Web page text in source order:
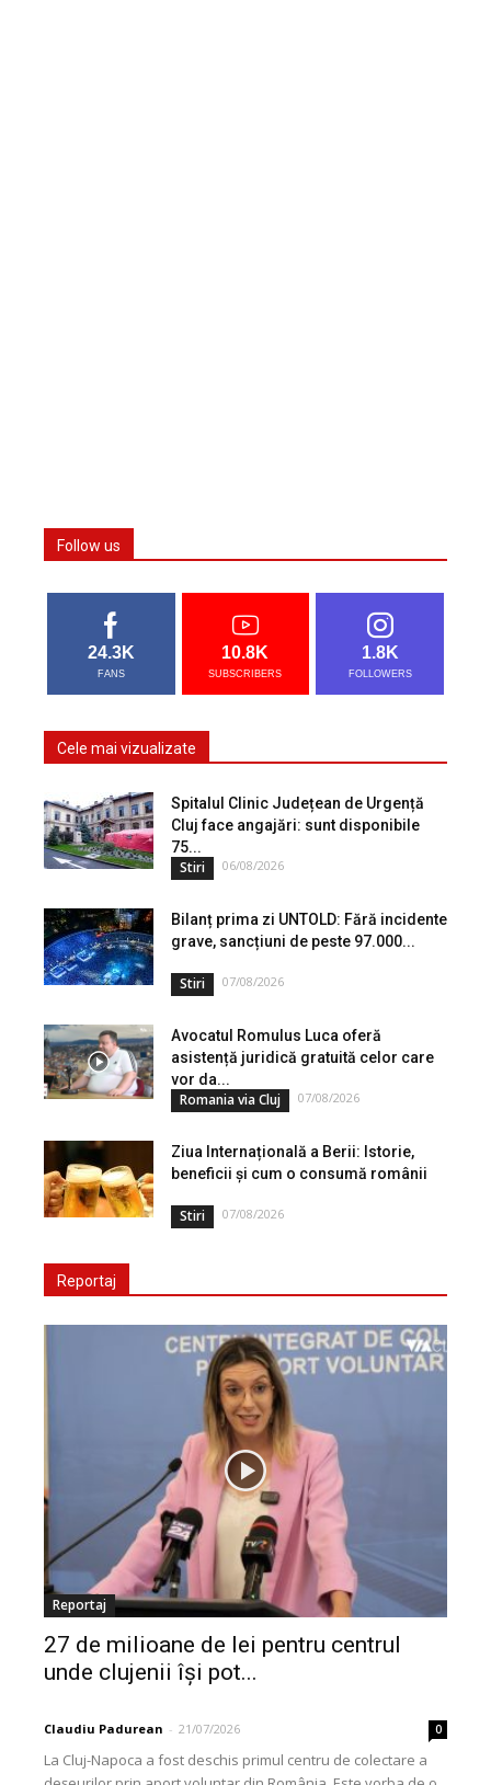
Follow us
24.3K
FANS
10.8K
SUBSCRIBERS
1.8K
FOLLOWERS
Cele mai vizualizate
Spitalul Clinic Județean de Urgență
Cluj face angajări: sunt disponibile
75...
Stiri 06/08/2026
Bilanț prima zi UNTOLD: Fără incidente
grave, sancțiuni de peste 97.000...
Stiri 07/08/2026
Avocatul Romulus Luca oferă
asistență juridică gratuită celor care
vor da...
Romania via Cluj 07/08/2026
Ziua Internațională a Berii: Istorie,
beneficii și cum o consumă românii
Stiri 07/08/2026
Reportaj
Reportaj
27 de milioane de lei pentru centrul
unde clujenii își pot...
Claudiu Padurean - 21/07/2026 0
La Cluj-Napoca a fost deschis primul centru de colectare a